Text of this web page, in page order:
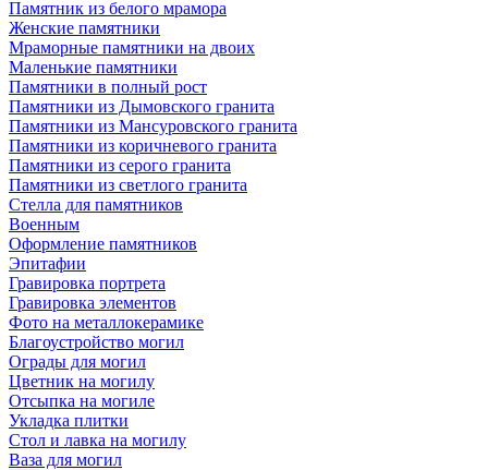
Памятник из белого мрамора
Женские памятники
Мраморные памятники на двоих
Маленькие памятники
Памятники в полный рост
Памятники из Дымовского гранита
Памятники из Мансуровского гранита
Памятники из коричневого гранита
Памятники из серого гранита
Памятники из светлого гранита
Стелла для памятников
Военным
Оформление памятников
Эпитафии
Гравировка портрета
Гравировка элементов
Фото на металлокерамике
Благоустройство могил
Ограды для могил
Цветник на могилу
Отсыпка на могиле
Укладка плитки
Стол и лавка на могилу
Ваза для могил